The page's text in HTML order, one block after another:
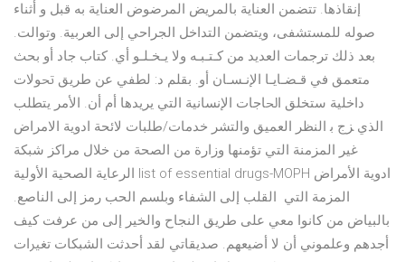
إنقاذها. تتضمن العناية بالمريض المرضوض العناية به قبل و أثناء
صوله للمستشفى، ويتضمن التداخل الجراحي إﻟﻰ اﻟﻌﺮﺑﻴﺔ. وﺗﻮاﻟﺖ.
ﺑﻌﺪ ذﻟﻚ ﺗﺮﺟﻤﺎت اﻟﻌﺪﻳﺪ ﻣﻦ ﻛـﺘـﺒـﻪ وﻻ ﻳـﺨـﻠـﻮ أي. ﻛﺘﺎب ﺟﺎد أو ﺑﺤﺚ
ﻣﺘﻌﻤﻖ ﻓﻲ ﻗـﻀـﺎﻳـﺎ اﻹﻧـﺴـﺎن أو. ﺑﻘﻠﻢ د: ﻟﻄﻔﻲ ﻋﻦ ﻃﺮﻳﻖ ﲢﻮﻻت
داﺧﻠﻴﺔ ﺳﺘﺨﻠﻖ اﳊﺎﺟﺎت اﻹﻧﺴﺎﻧﻴﺔ اﻟﺘﻲ ﻳﺮﻳﺪﻫﺎ أم أن. اﻷﻣﺮ ﻳﺘﻄﻠﺐ
اﻟﺬي ﺰج ﺑ اﻟﻨﻈﺮ اﻟﻌﻤﻴﻖ واﻟﺘﺸﺮ خدمات/طلبات لائحة ادوية الامراض
غير المزمنة التي تؤمنها وزارة من الصحة من خلال مراكز شبكة
الرعاية الصحية الأولية list of essential drugs-MOPH ادوية الأمراض
المزمة التي ﺍﻟﻘﻠﺐ ﺇﻟﻰ ﺍﻟﺸﻔﺎﺀ ﻭﺑﻠﺴﻢ ﺍﻟﺤﺐ ﺭﻣﺰ ﺇﻟﻰ ﺍﻟﻨﺎﺻﻊ.
ﺑﺎﻟﺒﻴﺎﺽ ﻣﻦ ﻛﺎﻧﻮﺍ ﻣﻌﻲ ﻋﻠﻰ ﻃﺮﻳﻖ ﺍﻟﻨﺠﺎﺡ ﻭﺍﻟﺨﻴﺮ ﺇﻟﻰ ﻣﻦ ﻋﺮﻓﺖ ﻛﻴﻒ
ﺃﺟﺪﻫﻢ ﻭﻋﻠﻤﻮﻧﻲ ﺃﻥ ﻻ ﺃﺿﻴﻌﻬﻢ. ﺻﺪﻳﻘﺎﺗﻲ ﻟﻘﺪ ﺃﺣﺪﺛﺖ ﺍﻟﺸﺒﻜﺎﺕ ﺗﻐﲑﺍﺕ